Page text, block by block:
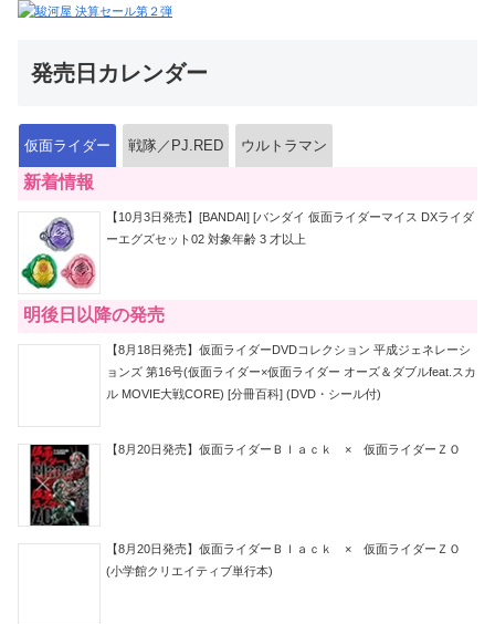
発売日カレンダー
仮面ライダー 戦隊／PJ.RED ウルトラマン
新着情報
【10月3日発売】[BANDAI] [バンダイ 仮面ライダーマイス DXライダ
ーエグズセット02 対象年齢 3 才以上
明後日以降の発売
【8月18日発売】仮面ライダーDVDコレクション 平成ジェネレーシ
ョンズ 第16号(仮面ライダー×仮面ライダー オーズ＆ダブルfeat.スカ
ル MOVIE大戦CORE) [分冊百科] (DVD・シール付)
【8月20日発売】仮面ライダーＢｌａｃｋ × 仮面ライダーＺＯ
【8月20日発売】仮面ライダーＢｌａｃｋ × 仮面ライダーＺＯ
(小学館クリエイティブ単行本)